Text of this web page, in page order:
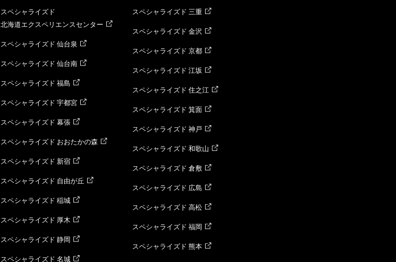
スペシャライズド
北海道エクスペリエンスセンター
スペシャライズド 仙台泉
スペシャライズド 仙台南
スペシャライズド 福島
スペシャライズド 宇都宮
スペシャライズド 幕張
スペシャライズド おおたかの森
スペシャライズド 新宿
スペシャライズド 自由が丘
スペシャライズド 稲城
スペシャライズド 厚木
スペシャライズド 静岡
スペシャライズド 名城
スペシャライズド 三重
スペシャライズド 金沢
スペシャライズド 京都
スペシャライズド 江坂
スペシャライズド 住之江
スペシャライズド 箕面
スペシャライズド 神戸
スペシャライズド 和歌山
スペシャライズド 倉敷
スペシャライズド 広島
スペシャライズド 高松
スペシャライズド 福岡
スペシャライズド 熊本